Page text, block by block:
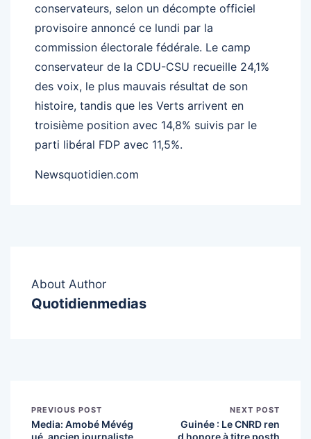
conservateurs, selon un décompte officiel
provisoire annoncé ce lundi par la
commission électorale fédérale. Le camp
conservateur de la CDU-CSU recueille 24,1%
des voix, le plus mauvais résultat de son
histoire, tandis que les Verts arrivent en
troisième position avec 14,8% suivis par le
parti libéral FDP avec 11,5%.
Newsquotidien.com
About Author
Quotidienmedias
PREVIOUS POST
Media: Amobé Mévég
ué, ancien journaliste
NEXT POST
Guinée : Le CNRD ren
d honore à titre posth